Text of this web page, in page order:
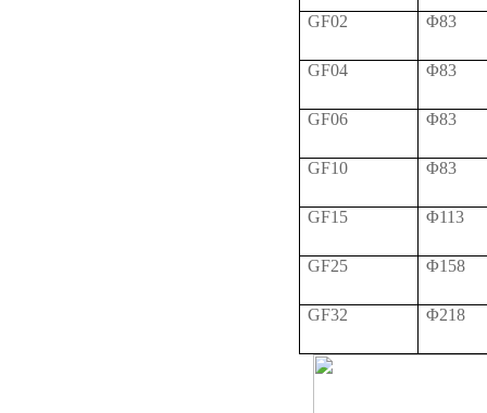
GF02 Φ83
GF04 Φ83
GF06 Φ83
GF10 Φ83
GF15 Φ113
GF25 Φ158
GF32 Φ218